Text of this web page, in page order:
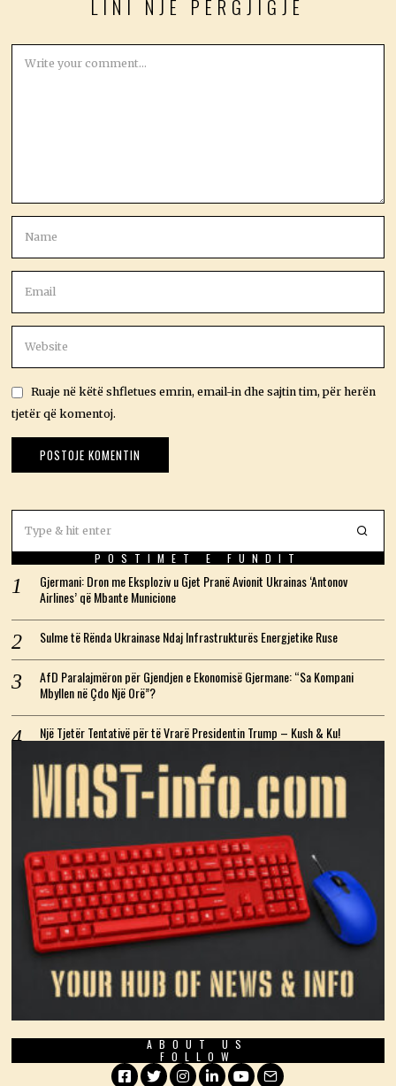
LINI NJË PËRGJIGJE
Ruaje në këtë shfletues emrin, email-in dhe sajtin tim, për herën
tjetër që komentoj.
POSTIMET E FUNDIT
Gjermani: Dron me Eksploziv u Gjet Pranë Avionit Ukrainas ‘Antonov
Airlines’ që Mbante Municione
Sulme të Rënda Ukrainase Ndaj Infrastrukturës Energjetike Ruse
AfD Paralajmëron për Gjendjen e Ekonomisë Gjermane: “Sa Kompani
Mbyllen në Çdo Një Orë”?
Një Tjetër Tentativë për të Vrarë Presidentin Trump – Kush & Ku!
ABOUT US
FOLLOW